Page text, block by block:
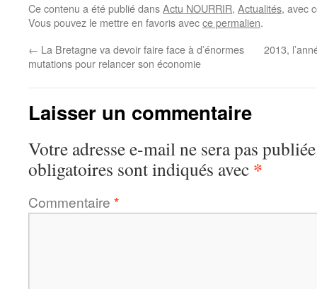
Ce contenu a été publié dansActu NOURRIR, Actualités, avec
Vous pouvez le mettre en favoris avecce permalien.
← La Bretagne va devoir faire face à d’énormes
mutations pour relancer son économie
2013,
Laisser un commentaire
Votre adresse e-mail ne sera pas
obligatoires sont indiqués avec *
Commentaire *